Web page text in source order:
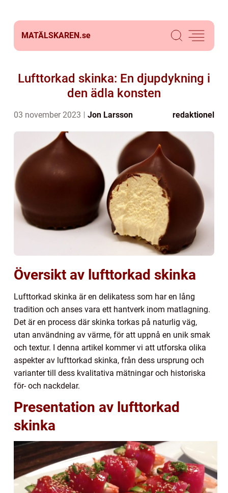
MATÄLSKAREN.se
Lufttorkad skinka: En djupdykning i
den ädla konsten
03 november 2023 Jon Larsson redaktionel
Översikt av lufttorkad skinka
Lufttorkad skinka är en delikatess som har en lång
tradition och anses vara ett hantverk inom matlagning.
Det är en process där skinka torkas på naturlig väg,
utan användning av värme, för att uppnå en unik smak
och textur. I denna artikel kommer vi att utforska olika
aspekter av lufttorkad skinka, från dess ursprung och
varianter till dess kvalitativa mätningar och historiska
för- och nackdelar.
Presentation av lufttorkad
skinka